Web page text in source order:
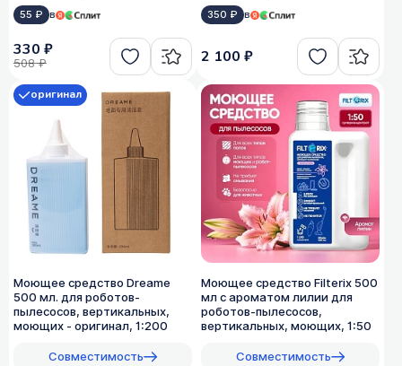
55 ₽ в
330 ₽
508 ₽
350 ₽ в
2 100 ₽
Моющее средство Dreame
500 мл. для роботов-
пылесосов, вертикальных,
моющих - оригинал, 1:200
Совместимость
оригинал
Моющее средство Filterix 500
мл с ароматом лилии для
роботов-пылесосов,
вертикальных, моющих, 1:50
Совместимость